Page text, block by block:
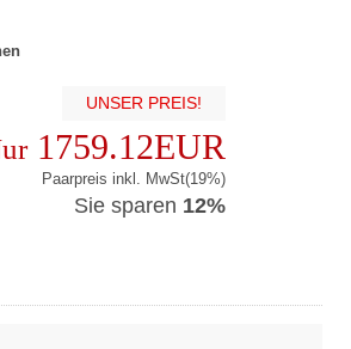
UNSER PREIS!
1759.12EUR
Paarpreis inkl. MwSt(19%)
Sie sparen 12%